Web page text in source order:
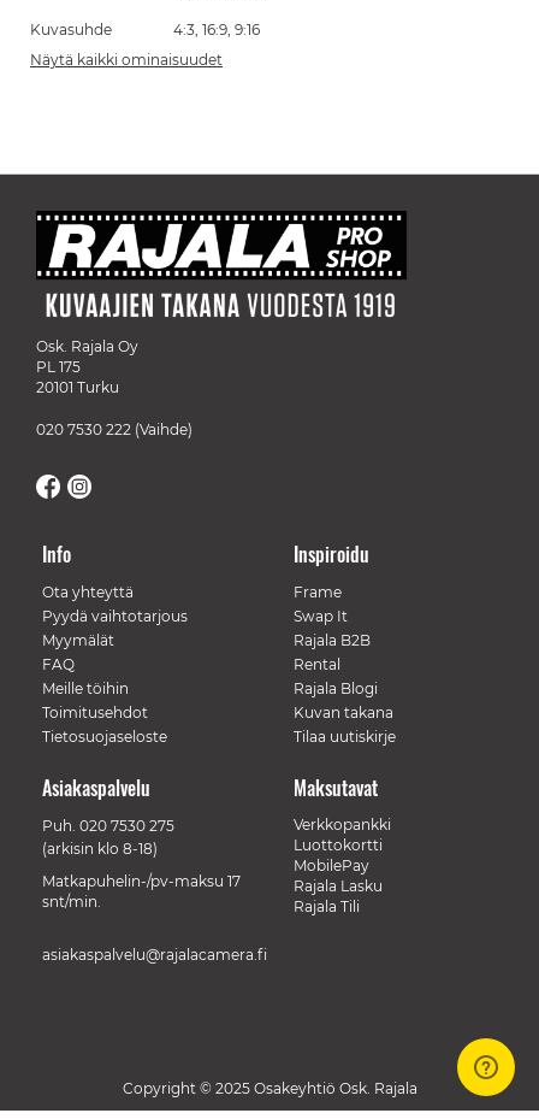
Kuvasuhde
4:3, 16:9, 9:16
Näytä kaikki ominaisuudet
Osk. Rajala Oy
PL 175
20101 Turku
020 7530 222 (Vaihde)
Info
Ota yhteyttä
Pyydä vaihtotarjous
Myymälät
FAQ
Meille töihin
Toimitusehdot
Tietosuojaseloste
Inspiroidu
Frame
Swap It
Rajala B2B
Rental
Rajala Blogi
Kuvan takana
Tilaa uutiskirje
Maksutavat
Verkkopankki
Luottokortti
MobilePay
Rajala Lasku
Rajala Tili
Asiakaspalvelu
Puh. 020 7530 275
(arkisin klo 8-18)
Matkapuhelin-/pv-maksu 17
snt/min.
asiakaspalvelu@rajalacamera.fi
Copyright © 2025 Osakeyhtiö Osk. Rajala